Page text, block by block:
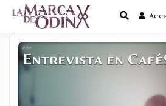
La
La saga
actualidad
ciencia ficción